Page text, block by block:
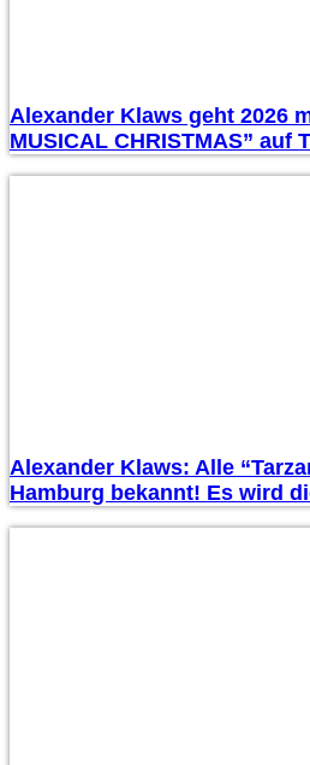
Alexander Klaws geht 2026
MUSICAL CHRISTMAS” auf
Alexander Klaws: Alle
Hamburg bekannt! Es wird